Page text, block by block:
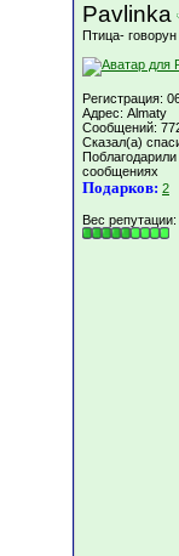
Pavlinka
Птица- говорун
Регистрация:
Адрес: Almaty
Сообщений:
Сказал(а)
сообщениях
Подарков: 2
Вес репутации: